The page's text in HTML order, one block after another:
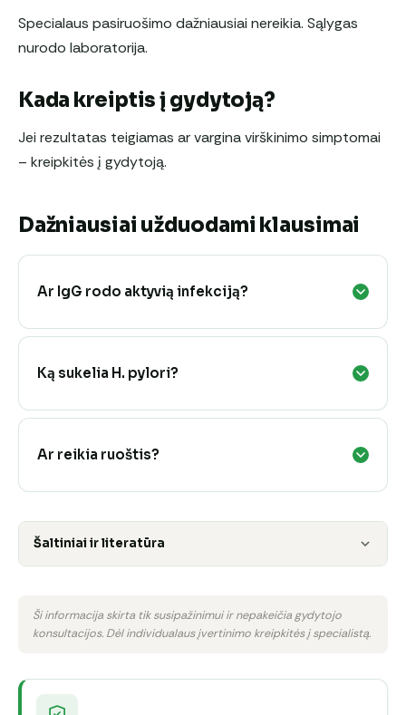
Specialaus pasiruošimo dažniausiai nereikia. Sąlygas
nurodo laboratorija.
Kada kreiptis į gydytoją?
Jei rezultatas teigiamas ar vargina virškinimo simptomai
– kreipkitės į gydytoją.
Dažniausiai užduodami klausimai
Ar IgG rodo aktyvią infekciją?
Ką sukelia H. pylori?
Ar reikia ruoštis?
Šaltiniai ir literatūra
Ši informacija skirta tik susipažinimui ir nepakeičia gydytojo
konsultacijos. Dėl individualaus įvertinimo kreipkitės į specialistą.